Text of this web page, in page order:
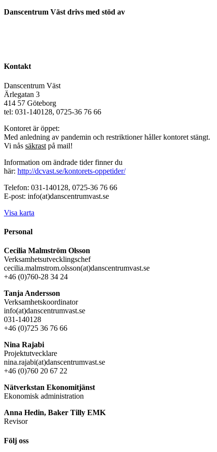
Danscentrum Väst drivs med stöd av
Kontakt
Danscentrum Väst
Ärlegatan 3
414 57 Göteborg
tel: 031-140128, 0725-36 76 66
Kontoret är öppet:
Med anledning av pandemin och restriktioner håller kontoret stängt.
Vi nås säkrast på mail!
Information om ändrade tider finner du
här: http://dcvast.se/kontorets-oppetider/
Telefon: 031-140128, 0725-36 76 66
E-post: info(at)danscentrumvast.se
Visa karta
Personal
Cecilia Malmström Olsson
Verksamhetsutvecklingschef
cecilia.malmstrom.olsson(at)danscentrumvast.se
+46 (0)760-28 34 24
Tanja Andersson
Verksamhetskoordinator
info(at)danscentrumvast.se
031-140128
+46 (0)725 36 76 66
Nina Rajabi
Projektutvecklare
nina.rajabi(at)danscentrumvast.se
+46 (0)760 20 67 22
Nätverkstan Ekonomitjänst
Ekonomisk administration
Anna Hedin, Baker Tilly EMK
Revisor
Följ oss